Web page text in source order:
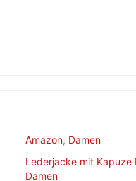
Amazon, Damen
Lederjacke mit Kapuze
Damen